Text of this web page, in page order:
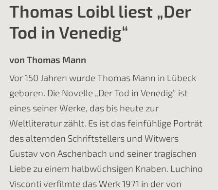
Thomas Loibl liest „Der
Tod in Venedig“
von Thomas Mann
Vor 150 Jahren wurde Thomas Mann in Lübeck
geboren. Die Novelle „Der Tod in Venedig“ ist
eines seiner Werke, das bis heute zur
Weltliteratur zählt. Es ist das feinfühlige Porträt
des alternden Schriftstellers und Witwers
Gustav von Aschenbach und seiner tragischen
Liebe zu einem halbwüchsigen Knaben. Luchino
Visconti verfilmte das Werk 1971 in der von